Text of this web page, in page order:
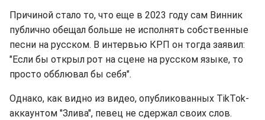
Причиной стало то, что еще в 2023 году сам Винник
публично обещал больше не исполнять собственные
песни на русском. В интервью КРП он тогда заявил:
"Если бы открыл рот на сцене на русском языке, то
просто обблювал бы себя".
Однако, как видно из видео, опубликованных TikTok-
аккаунтом "Злива", певец не сдержал своих слов.